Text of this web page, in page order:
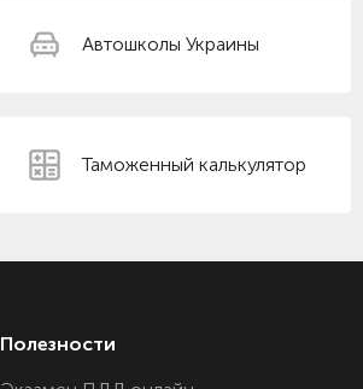
Автошколы Украины
Таможенный калькулятор
Полезности